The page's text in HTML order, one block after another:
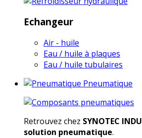
Echangeur
Air - huile
Eau / huile à plaques
Eau / huile tubulaires
Pneumatique
Retrouvez chez SYNOTEC
solution pneumatique.